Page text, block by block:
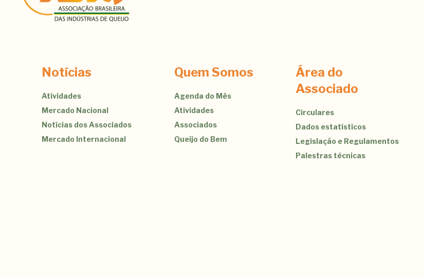
Notícias
Atividades
Mercado Nacional
Notícias dos Associados
Mercado Internacional
Quem Somos
Agenda do Mês
Atividades
Associados
Queijo do Bem
Área do
Associado
Circulares
Dados estatísticos
Legislação e Regulamentos
Palestras técnicas